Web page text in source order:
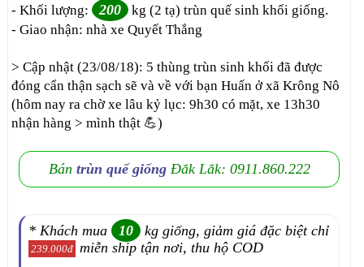
- Khối lượng: 200
kg (2 tạ) trùn quế sinh khối giống.
- Giao nhận: nhà xe Quyết Thắng
> Cập nhật (23/08/18): 5 thùng trùn sinh khối đã được
đóng cẩn thận sạch sẽ và về với bạn Huấn ở xã Krông Nô
(hôm nay ra chờ xe lâu kỷ lục: 9h30 có mặt, xe 13h30
nhận hàng > mình thật 💪)
Bán trùn quế giốngĐắk Lắk: 0911.860.222
* Khách mua 10 kg giống, giảm giá đặc biệt chỉ
239.000đ miễn ship tận nơi, thu hộ COD